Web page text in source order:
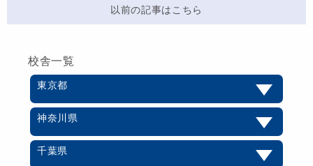
以前の記事はこちら
校舎一覧
東京都
神奈川県
千葉県